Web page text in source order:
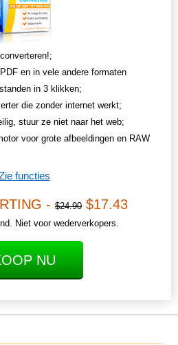
en in vele andere formaten
in 3 klikken;
die zonder internet werkt;
stuur ze niet naar het web;
voor grote afbeeldingen en RAW
functies
- $24.90 $17.43
Niet voor wederverkopers.
NU